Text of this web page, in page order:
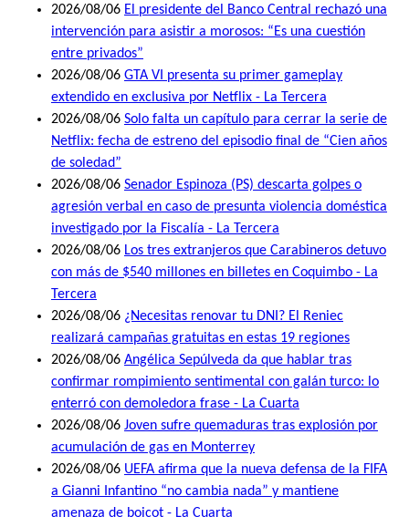
2026/08/06 El presidente del Banco Central rechazó una
intervención para asistir a morosos: “Es una cuestión
entre privados”
2026/08/06 GTA VI presenta su primer gameplay
extendido en exclusiva por Netflix - La Tercera
2026/08/06 Solo falta un capítulo para cerrar la serie de
Netflix: fecha de estreno del episodio final de “Cien años
de soledad”
2026/08/06 Senador Espinoza (PS) descarta golpes o
agresión verbal en caso de presunta violencia doméstica
investigado por la Fiscalía - La Tercera
2026/08/06 Los tres extranjeros que Carabineros detuvo
con más de $540 millones en billetes en Coquimbo - La
Tercera
2026/08/06 ¿Necesitas renovar tu DNI? El Reniec
realizará campañas gratuitas en estas 19 regiones
2026/08/06 Angélica Sepúlveda da que hablar tras
confirmar rompimiento sentimental con galán turco: lo
enterró con demoledora frase - La Cuarta
2026/08/06 Joven sufre quemaduras tras explosión por
acumulación de gas en Monterrey
2026/08/06 UEFA afirma que la nueva defensa de la FIFA
a Gianni Infantino “no cambia nada” y mantiene
amenaza de boicot - La Cuarta